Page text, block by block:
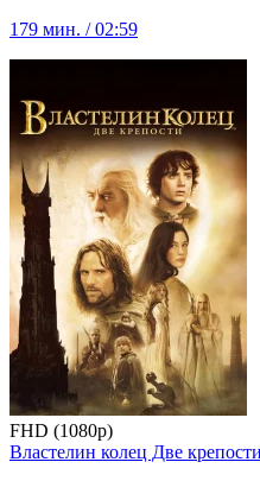
179 мин. / 02:59
FHD (1080p)
Властелин колец Две крепости